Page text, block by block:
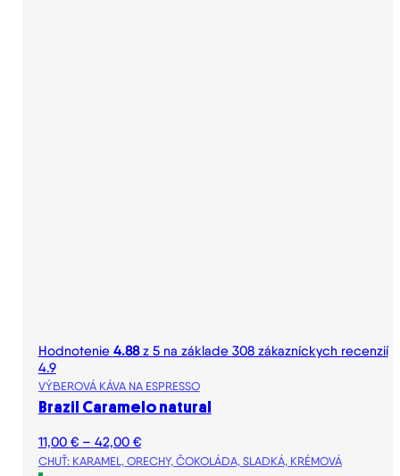
Hodnotenie 4.88z 5 na základe 308zákazníckych recenzií
4.9
VÝBEROVÁ KÁVA NA ESPRESSO
Brazil Caramelo natural
11,00 € – 42,00 €Price
range:
CHUŤ: KARAMEL, ORECHY, ČOKOLÁDA, SLADKÁ, KRÉMOVÁ